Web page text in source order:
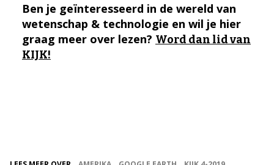
Ben je geïnteresseerd in de wereld van
wetenschap & technologie en wil je hier
graag meer over lezen? Word dan lid van
KIJK!